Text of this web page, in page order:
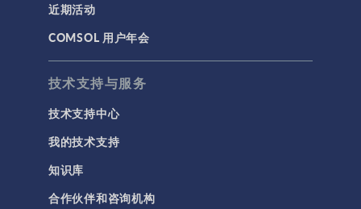
近期活动
COMSOL 用户年会
技术支持与服务
技术支持中心
我的技术支持
知识库
合作伙伴和咨询机构